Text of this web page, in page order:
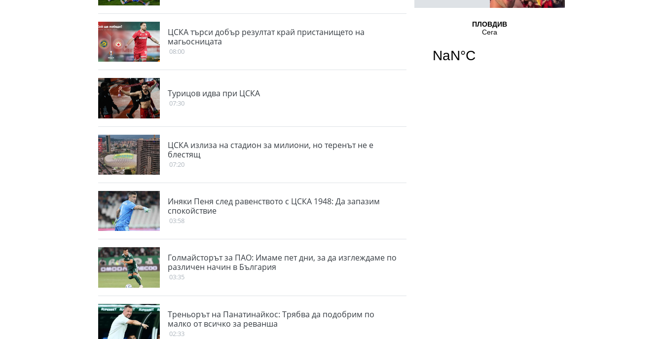
ЦСКА търси добър резултат край пристанището на
магьосницата
08:00
Турицов идва при ЦСКА
07:30
ЦСКА излиза на стадион за милиони, но теренът не е
блестящ
07:20
Иняки Пеня след равенството с ЦСКА 1948: Да запазим
спокойствие
03:58
Голмайсторът за ПАО: Имаме пет дни, за да изглеждаме по
различен начин в България
03:35
Треньорът на Панатинайкос: Трябва да подобрим по
малко от всичко за реванша
02:33